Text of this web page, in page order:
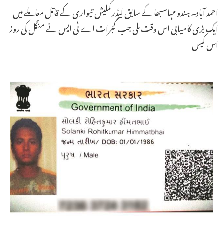
احمد آباد۔ ہندو مہاسبھا کے سابق لیڈر کملیش تیواری کے قاتل معاملے میں
ایک بڑی کامیابی اس وقت ملی جب گجرات اے ٹی ایس نے منگل کی روز
اس کیس